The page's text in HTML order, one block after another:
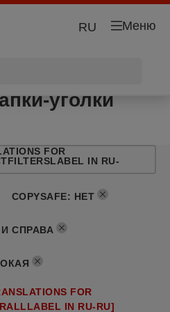
Меню
RU
уголки
FOR
IN RU-
COPYSAFE: НЕТ
СПРАВА
FOR
IN RU-RU]